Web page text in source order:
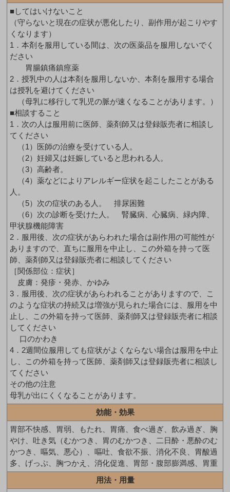
■してはいけないこと
（守らないと現在の症状が悪化したり、副作用が起こりやす
くなります）
1．本剤を服用している間は、次の医薬品を服用しないでく
ださい
胃腸鎮痛鎮痙薬
2．授乳中の人は本剤を服用しないか、本剤を服用する場合
は授乳を避けてください
（母乳に移行して乳児の脈が速くなることがあります。）
■相談すること
1．次の人は服用前に医師、薬剤師又は登録販売者に相談し
てください
（1）医師の治療を受けている人。
（2）妊婦又は妊娠していると思われる人。
（3）高齢者。
（4）薬などによりアレルギー症状を起こしたことがある
人。
（5）次の症状のある人。 排尿困難
（6）次の診断を受けた人。 腎臓病、心臓病、緑内障、
甲状腺機能障害
2．服用後、次の症状があらわれた場合は副作用の可能性が
ありますので、直ちに服用を中止し、この外箱を持って医
師、薬剤師又は登録販売者に相談してください
［関係部位：症状］
皮膚：発疹・発赤、かゆみ
3．服用後、次の症状があらわれることがありますので、こ
のような症状の持続又は増強が見られた場合には、服用を中
止し、この外箱を持って医師、薬剤師又は登録販売者に相談
してください
口のかわき
4．2週間位服用しても症状がよくならない場合は服用を中止
し、この外箱を持って医師、薬剤師又は登録販売者に相談し
てください
その他の注意
母乳が出にくくなることがあります。
効能・効果
胃部不快感、胃弱、もたれ、胃痛、食べ過ぎ、飲み過ぎ、胸
やけ、吐き気（むかつき、胃のむかつき、二日酔・悪酔のむ
かつき、嘔気、悪心）、嘔吐、食欲不振、消化不良、胃酸過
多、げっぷ、胸つかえ、消化促進、胃部・腹部膨満感、胃重
用法・用量